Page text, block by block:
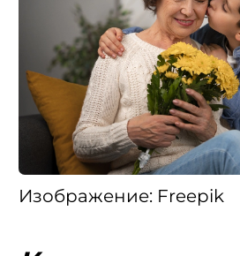
Изображение: Freepik